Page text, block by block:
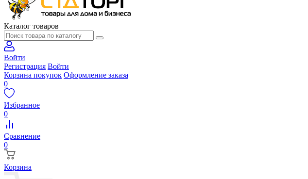
Каталог товаров
Войти
Регистрация Войти
Корзина покупок Оформление заказа
0
Избранное
0
Сравнение
0
Корзина